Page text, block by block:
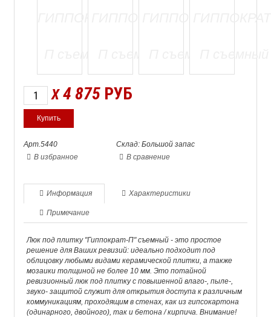
X 4 875 РУБ
Арт.5440
Склад: Большой запас
В избранное
В сравнение
Информация Характеристики
Примечание
Люк под плитку "Гиппократ-П" съемный - это простое
решение для Ваших ревизий: идеально подходит под
облицовку любыми видами керамической плитки, а также
мозаики толщиной не более 10 мм. Это потайной
ревизионный люк под плитку с повышенной влаго-, пыле-,
звуко- защитой служит для открытия доступа к различным
коммуникациям, проходящим в стенах, как из гипсокартона
(одинарного, двойного), так и бетона / кирпича. Внимание!